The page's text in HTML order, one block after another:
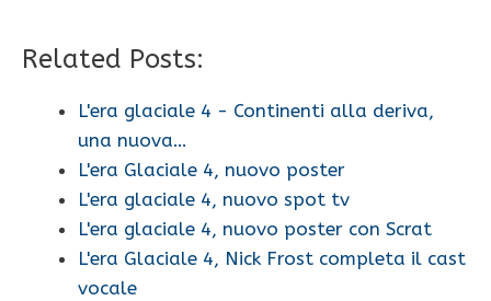
Related Posts:
L'era glaciale 4 - Continenti alla deriva,
una nuova…
L'era Glaciale 4, nuovo poster
L'era glaciale 4, nuovo spot tv
L'era glaciale 4, nuovo poster con Scrat
L'era Glaciale 4, Nick Frost completa il cast
vocale